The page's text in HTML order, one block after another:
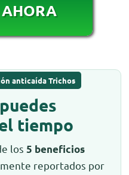
anticaída Trichos
tiempo
los 5 beneficios
reportados por